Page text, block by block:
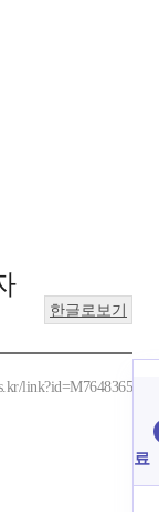
한글로보기
link?id=M7648365
료